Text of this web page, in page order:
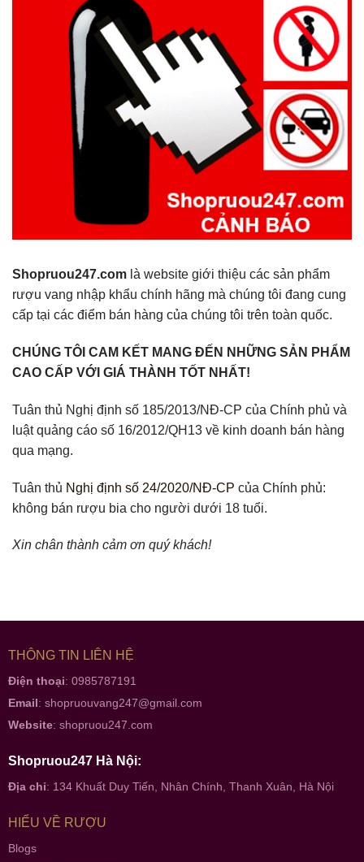
Shopruou247.com là website giới thiệu các sản phẩm
rượu vang nhập khẩu chính hãng mà chúng tôi đang cung
cấp tại các điểm bán hàng của chúng tôi trên toàn quốc.
CHÚNG TÔI CAM KẾT MANG ĐẾN NHỮNG SẢN PHẨM
CAO CẤP VỚI GIÁ THÀNH TỐT NHẤT!
Tuân thủ Nghị định số 185/2013/NĐ-CP của Chính phủ và
luật quảng cáo số 16/2012/QH13 về kinh doanh bán hàng
qua mạng.
Tuân thủ Nghị định số 24/2020/NĐ-CP của Chính phủ:
không bán rượu bia cho người dưới 18 tuổi.
Xin chân thành cảm ơn quý khách!
THÔNG TIN LIÊN HỆ
Điện thoại: 0985787191
Email: shopruouvang247@gmail.com
Website: shopruou247.com
Shopruou247 Hà Nội:
Địa chỉ: 134 Khuất Duy Tiến, Nhân Chính, Thanh Xuân, Hà Nội
HIỂU VỀ RƯỢU
Blogs